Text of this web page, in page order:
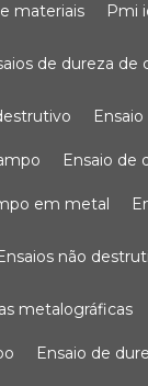
materiais
de dureza de
ensaio
em metal
ensaios não
metalográficas
ensaio de